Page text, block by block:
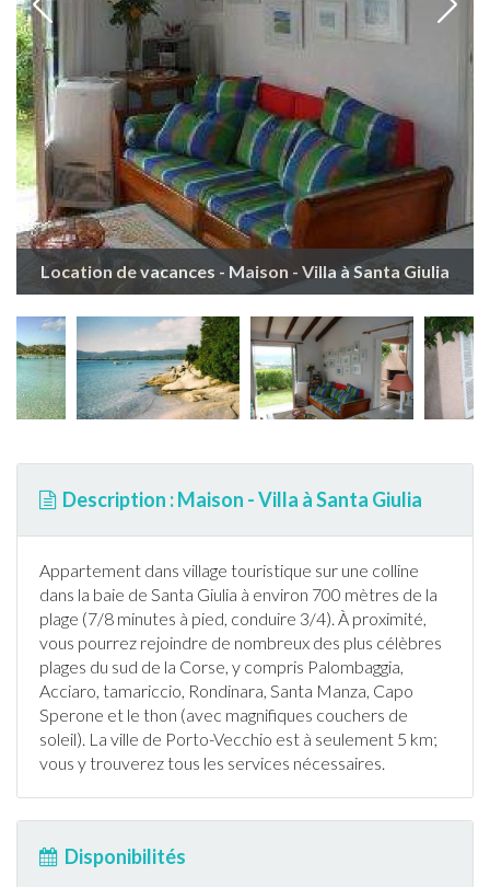
Location de vacances - Maison - Villa à Santa Giulia
Description : Maison - Villa à Santa Giulia
Appartement dans village touristique sur une colline
dans la baie de Santa Giulia à environ 700 mètres de la
plage (7/8 minutes à pied, conduire 3/4). À proximité,
vous pourrez rejoindre de nombreux des plus célèbres
plages du sud de la Corse, y compris Palombaggia,
Acciaro, tamariccio, Rondinara, Santa Manza, Capo
Sperone et le thon (avec magnifiques couchers de
soleil). La ville de Porto-Vecchio est à seulement 5 km;
vous y trouverez tous les services nécessaires.
Disponibilités